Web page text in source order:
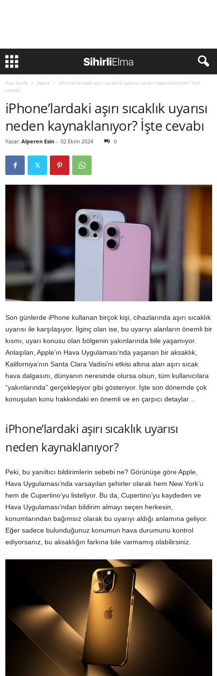
Ana Sayfa Apple
iPhone’lardaki aşırı sıcaklık uyarısı neden kaynaklanıyor? İşte
cevabı
iPhone’lardaki aşırı sıcaklık uyarısı
neden kaynaklanıyor? İşte cevabı
Yazar: Alperen Esin - 02 Ekim 2024 0
Son günlerde iPhone kullanan birçok kişi, cihazlarında aşırı sıcaklık
uyarısı ile karşılaşıyor. İlginç olan ise, bu uyarıyı alanların önemli bir
kısmı, uyarı konusu olan bölgenin yakınlarında bile yaşamıyor.
Anlaşılan, Apple’ın Hava Uygulaması’nda yaşanan bir aksaklık,
Kaliforniya’nın Santa Clara Vadisi’ni etkisi altına alan aşırı sıcak
hava dalgasını, dünyanın neresinde olursa olsun, tüm kullanıcılara
“yakınlarında” gerçekleşiyor gibi gösteriyor. İşte son dönemde çok
konuşulan konu hakkındaki en önemli ve en çarpıcı detaylar…
iPhone’lardaki aşırı sıcaklık uyarısı
neden kaynaklanıyor?
Peki, bu yanıltıcı bildirimlerin sebebi ne? Görünüşe göre Apple,
Hava Uygulaması’nda varsayılan şehirler olarak hem New York’u
hem de Cupertino’yu listeliyor. Bu da, Cupertino’yu kaydeden ve
Hava Uygulaması’ndan bildirim almayı seçen herkesin,
konumlarından bağımsız olarak bu uyarıyı aldığı anlamına geliyor.
Eğer sadece bulunduğunuz konumun hava durumunu kontrol
ediyorsanız, bu aksaklığın farkına bile varmamış olabilirsiniz.